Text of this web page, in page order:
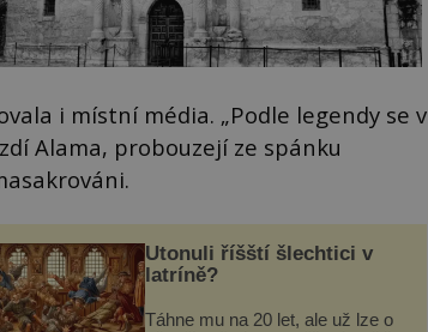
i místní média. „Podle legendy se v
Alama, probouzejí ze spánku
Utonuli říšští šlechtici v
latríně?
Táhne mu na 20 let, ale už lze o